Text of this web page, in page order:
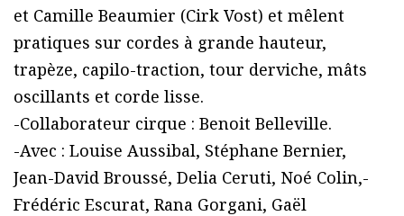
et Camille Beaumier (Cirk Vost) et mêlent
pratiques sur cordes à grande hauteur,
trapèze, capilo-traction, tour derviche, mâts
oscillants et corde lisse.
-Collaborateur cirque : Benoit Belleville.
-Avec : Louise Aussibal, Stéphane Bernier,
Jean-David Broussé, Delia Ceruti, Noé Colin,-
Frédéric Escurat, Rana Gorgani, Gaël